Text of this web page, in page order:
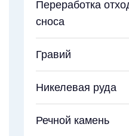
Переработка
сноса
Гравий
Никелевая руда
Речной камень